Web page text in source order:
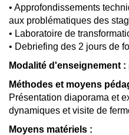
• Approfondissements
aux problématiques des
• Laboratoire de
• Debriefing des 2 jours de
Modalité d'enseignement :
Méthodes et moyens
Présentation diaporama et
dynamiques et visite de
Moyens matériels :